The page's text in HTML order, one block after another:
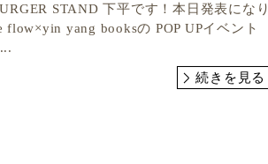
STAND 下平です！本日発表になり
flow×yin yang booksの POP UPイベント
続きを見る